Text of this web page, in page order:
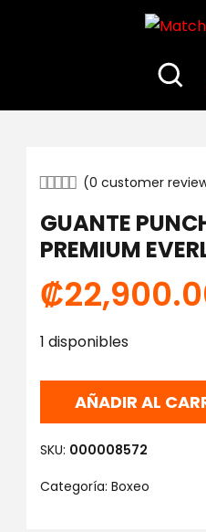
(0 customer
GUANTE
PREMIUM
₡
1 disponibles
AÑADIR AL
SKU: 000008572
Categoría: Boxeo